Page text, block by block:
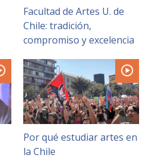
Facultad de Artes U. de
Chile: tradición,
compromiso y excelencia
Por qué estudiar artes en
la Chile